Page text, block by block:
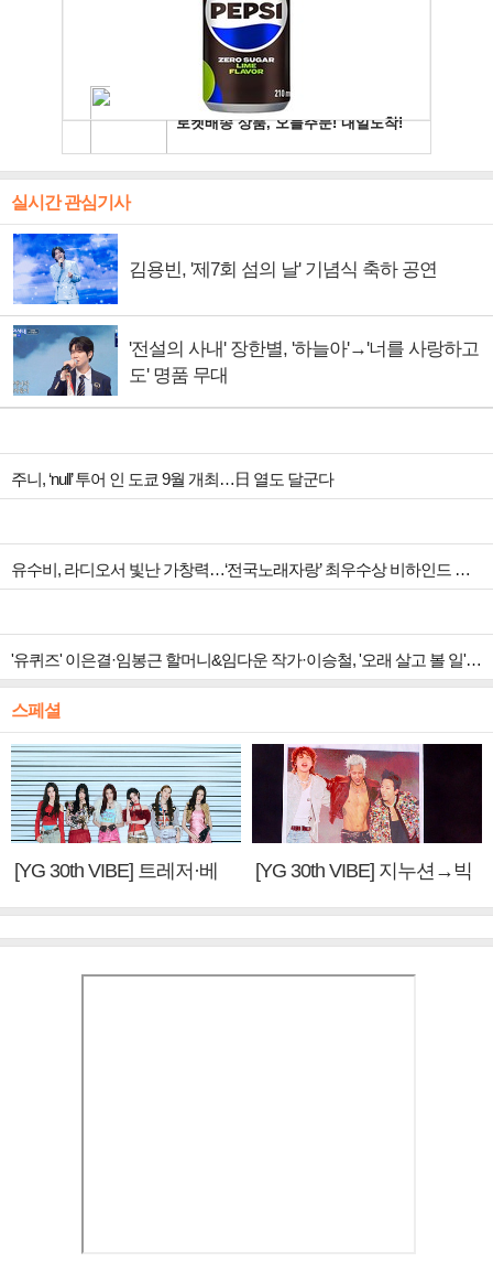
실시간 관심기사
김용빈, '제7회 섬의 날' 기념식 축하 공연
'전설의 사내' 장한별, '하늘아'→'너를 사랑하고
도' 명품 무대
주니, ‘null’ 투어 인 도쿄 9월 개최…日 열도 달군다
유수비, 라디오서 빛난 가창력…‘전국노래자랑’ 최우수상 비하인드 공개
'유퀴즈' 이은결·임봉근 할머니&임다운 작가·이승철, '오래 살고 볼 일' 특집 출격
스페셜
[YG 30th VIBE] 트레저·베
[YG 30th VIBE] 지누션→빅